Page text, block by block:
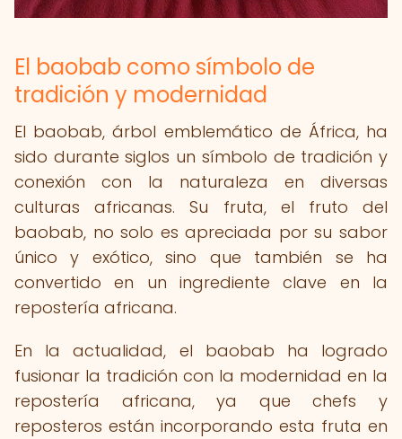
El baobab como símbolo de
tradición y modernidad
El baobab, árbol emblemático de África, ha
sido durante siglos un símbolo de tradición y
conexión con la naturaleza en diversas
culturas africanas. Su fruta, el fruto del
baobab, no solo es apreciada por su sabor
único y exótico, sino que también se ha
convertido en un ingrediente clave en la
repostería africana.
En la actualidad, el baobab ha logrado
fusionar la tradición con la modernidad en la
repostería africana, ya que chefs y
reposteros están incorporando esta fruta en